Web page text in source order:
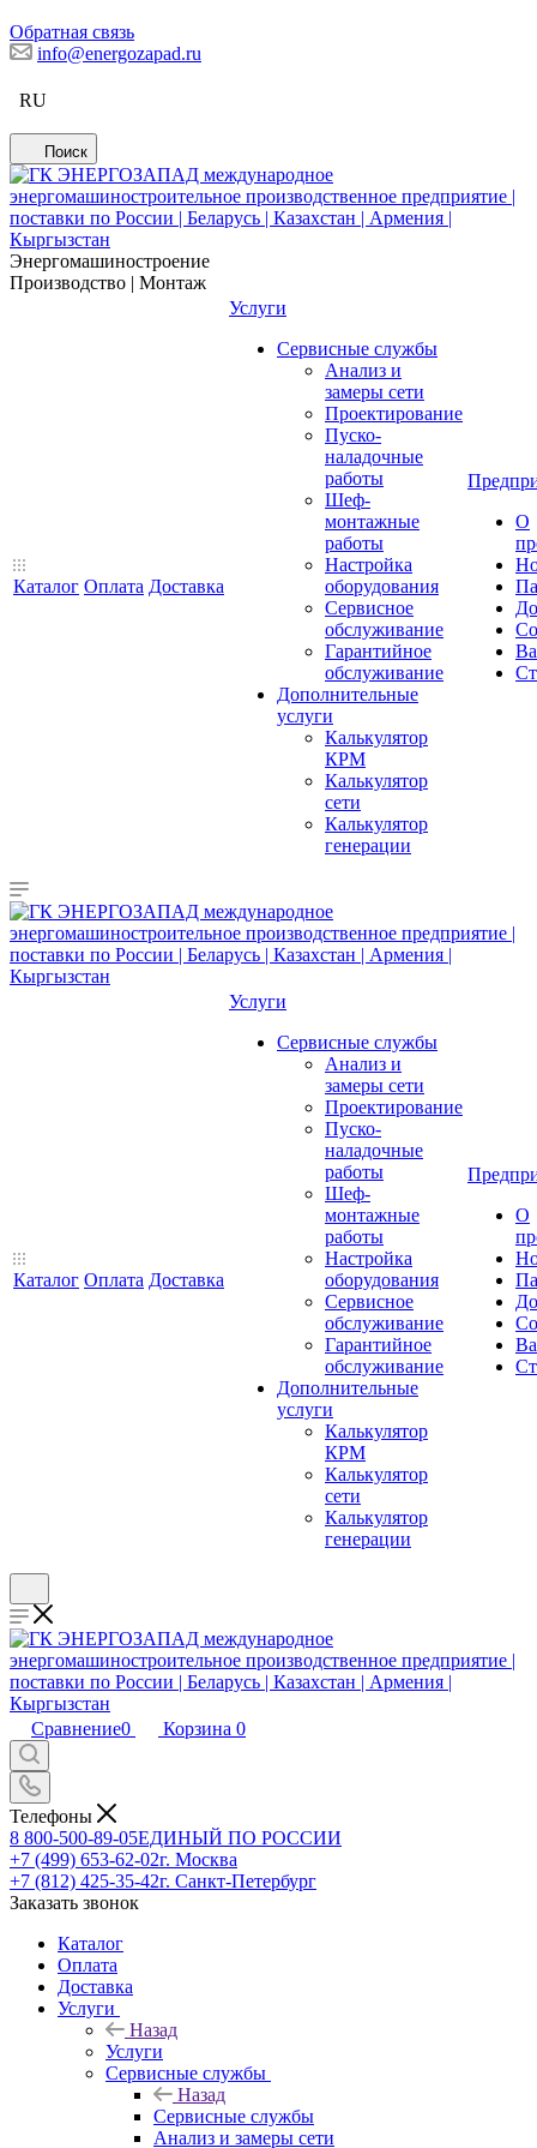
Обратная связь
info@energozapad.ru
RU
Поиск
Энергомашиностроение
Производство | Монтаж
Каталог Оплата Доставка
Услуги
Сервисные службы
Анализ и
замеры сети
Проектирование
Пуско-
наладочные
работы
Шеф-
монтажные
работы
Настройка
оборудования
Сервисное
обслуживание
Гарантийное
обслуживание
Дополнительные
услуги
Калькулятор
КРМ
Калькулятор
сети
Калькулятор
генерации
О
Каталог Оплата Доставка
Услуги
Сервисные службы
Анализ и
замеры сети
Проектирование
Пуско-
наладочные
работы
Шеф-
монтажные
работы
Настройка
оборудования
Сервисное
обслуживание
Гарантийное
обслуживание
Дополнительные
услуги
Калькулятор
КРМ
Калькулятор
сети
Калькулятор
генерации
О
Сравнение0 Корзина 0
Телефоны
8 800-500-89-05ЕДИНЫЙ ПО РОССИИ
+7 (499) 653-62-02г. Москва
+7 (812) 425-35-42г. Санкт-Петербург
Заказать звонок
Каталог
Оплата
Доставка
Услуги
Назад
Услуги
Сервисные службы
Назад
Сервисные службы
Анализ и замеры сети